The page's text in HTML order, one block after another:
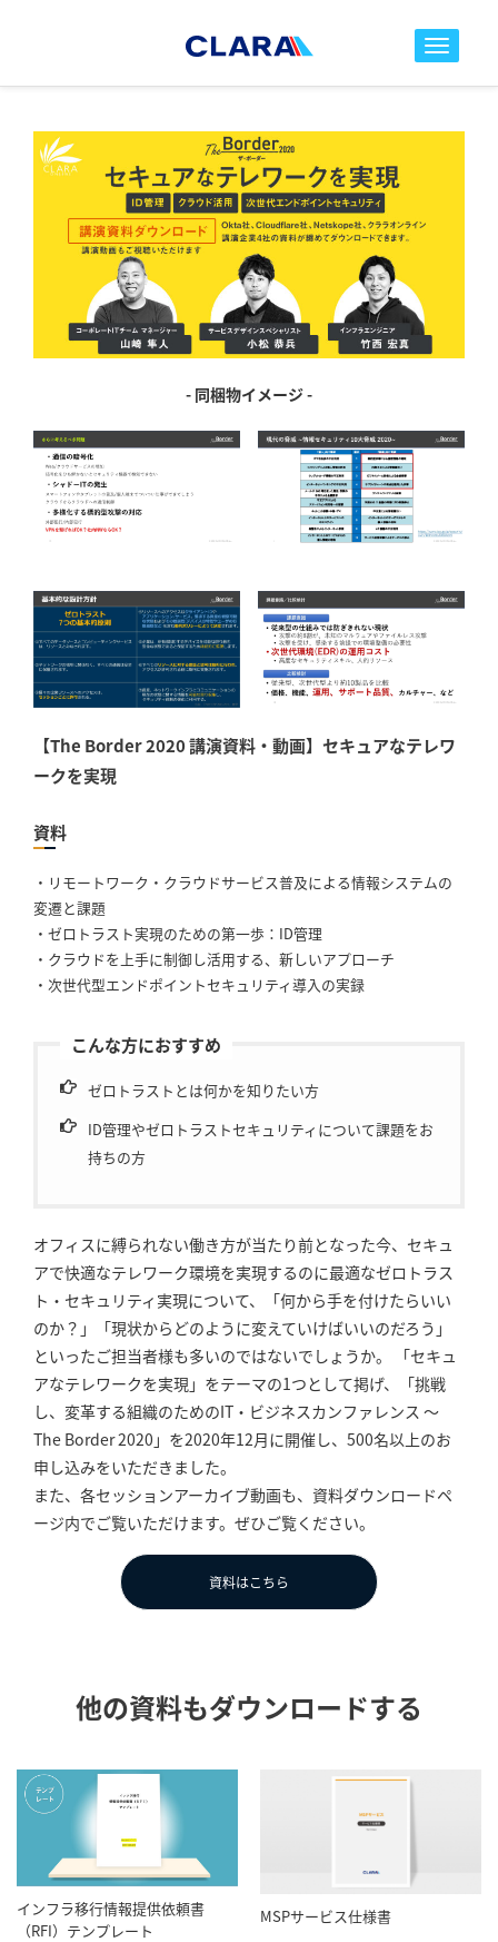
toggle
- 同梱物イメージ -
【The Border 2020 講演資料・動画】セキュアなテレワ
ークを実現
資料
・リモートワーク・クラウドサービス普及による情報システムの
変遷と課題
・ゼロトラスト実現のための第一歩：ID管理
・クラウドを上手に制御し活用する、新しいアプローチ
・次世代型エンドポイントセキュリティ導入の実録
こんな方におすすめ
ゼロトラストとは何かを知りたい方
ID管理やゼロトラストセキュリティについて課題をお
持ちの方
オフィスに縛られない働き方が当たり前となった今、セキュ
アで快適なテレワーク環境を実現するのに最適なゼロトラス
ト・セキュリティ実現について、「何から手を付けたらいい
のか？」「現状からどのように変えていけばいいのだろう」
といったご担当者様も多いのではないでしょうか。 「セキュ
アなテレワークを実現」をテーマの1つとして掲げ、「挑戦
し、変革する組織のためのIT・ビジネスカンファレンス ～
The Border 2020」を2020年12月に開催し、500名以上のお
申し込みをいただきました。
また、各セッションアーカイブ動画も、資料ダウンロードペ
ージ内でご覧いただけます。ぜひご覧ください。
資料はこちら
他の資料もダウンロードする
インフラ移行情報提供依頼書
（RFI）テンプレート
MSPサービス仕様書